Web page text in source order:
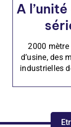
A
2000 mètre
d’usine, des
industrielles